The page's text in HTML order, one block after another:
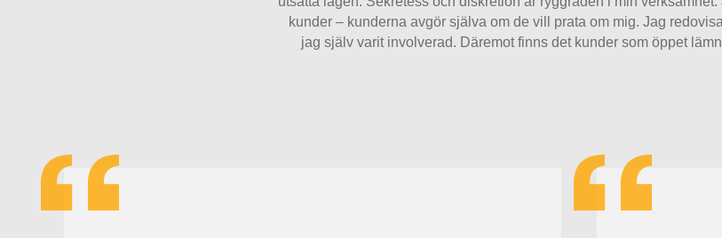
kunder – kunderna avgör själva om de vill prata om mig. Jag
jag själv varit involverad. Däremot finns det kunder som öppet